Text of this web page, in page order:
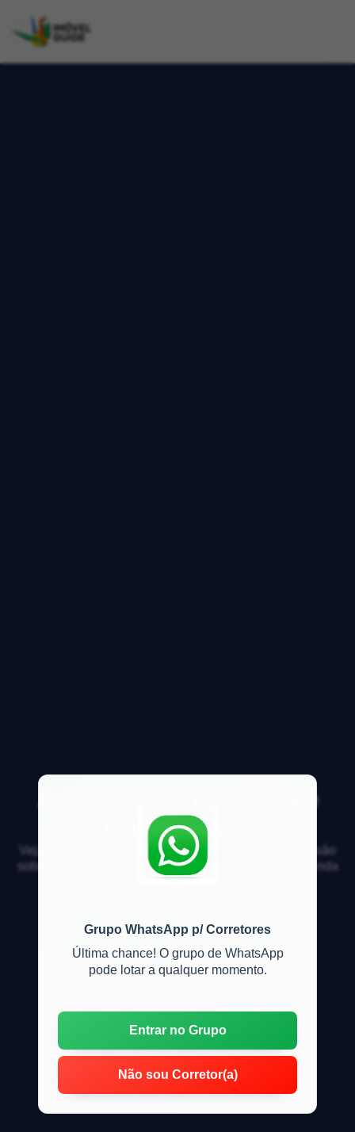
Grupo WhatsApp p/ Corretores
Última chance! O grupo de WhatsApp
pode lotar a qualquer momento.
Entrar no Grupo
Não sou Corretor(a)
Apartamento na planta é
mais barato?
Veja respostas de especialistas e participe da discussão
sobre mercado imobiliário, financiamento, compra, venda
e locação de imóveis